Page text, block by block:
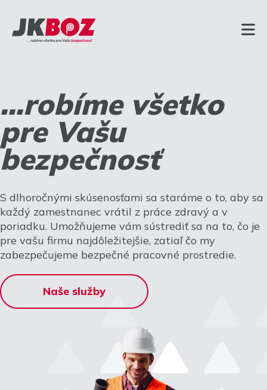
...robíme všetko
pre Vašu
bezpečnosť
S dlhoročnými skúsenosťami sa staráme o to, aby sa
každý zamestnanec vrátil z práce zdravý a v
poriadku. Umožňujeme vám sústrediť sa na to, čo je
pre vašu firmu najdôležitejšie, zatiaľ čo my
zabezpečujeme bezpečné pracovné prostredie.
Naše služby